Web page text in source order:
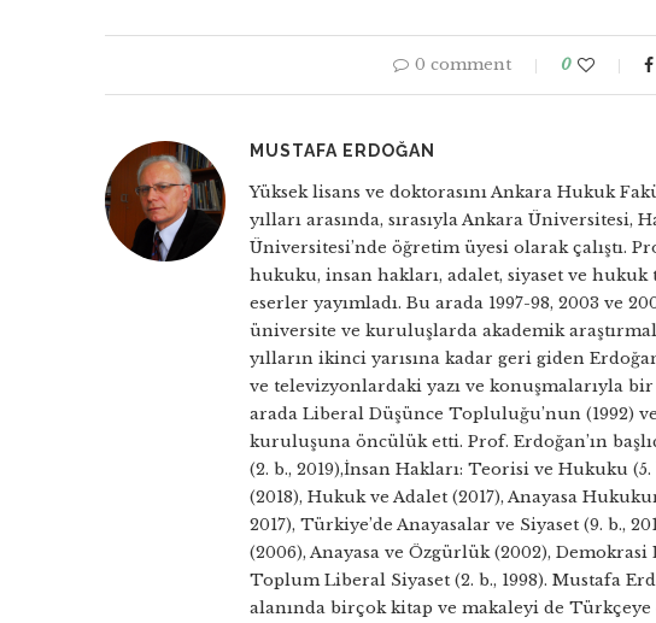
0 comment 0
MUSTAFA ERDOĞAN
Yüksek lisans ve doktorasını Ankara Hukuk
yılları arasında, sırasıyla Ankara
Üniversitesi’nde öğretim üyesi olarak çalıştı.
hukuku, insan hakları, adalet, siyaset ve
eserler yayımladı. Bu arada 1997-98, 2003 ve
üniversite ve kuruluşlarda akademik
yılların ikinci yarısına kadar geri giden
ve televizyonlardaki yazı ve konuşmalarıyla
arada Liberal Düşünce Topluluğu’nun (1992)
kuruluşuna öncülük etti. Prof. Erdoğan’ın
(2. b., 2019),İnsan Hakları: Teorisi ve Hukuku
(2018), Hukuk ve Adalet (2017), Anayasa
2017), Türkiye’de Anayasalar ve Siyaset (9. b.,
(2006), Anayasa ve Özgürlük (2002),
Toplum Liberal Siyaset (2. b., 1998). Mustafa
alanında birçok kitap ve makaleyi de